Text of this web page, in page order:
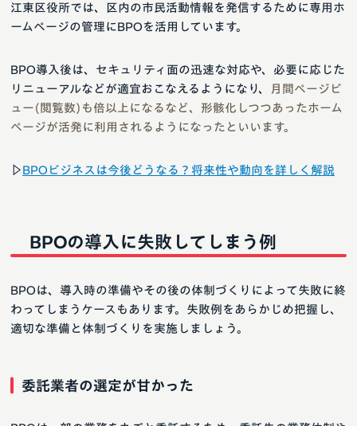
江東区役所では、区内の市民活動情報を発信するために専用ホ
ームページの管理にBPOを活用しています。
BPO導入後は、セキュリティ面の迅速な対応や、必要に応じた
リニューアルなどが適宜おこなえるようになり、
月間ページビ
ュー(閲覧数)も倍以上になるなど、形骸化しつつあったホーム
ページが活発に利用されるようになったといいます。
▷ BPOビジネスは今後どうなる？将来性や動向を詳しく解説
BPOの導入に失敗してしまう例
BPOは、導入時の準備やその後の体制づくりによって失敗に終
わってしまうケースもあります。失敗例をあらかじめ把握し、
適切な準備と体制づくりを実施しましょう。
委託業者の選定が甘かった